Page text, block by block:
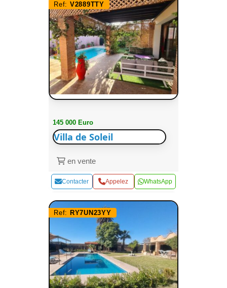
Ref: V2889TTY
145 000 Euro
Villa de Soleil
en vente
Contacter Appelez WhatsApp
Ref: RY7UN23YY